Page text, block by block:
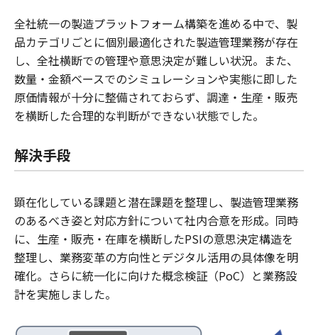
全社統一の製造プラットフォーム構築を進める中で、製
品カテゴリごとに個別最適化された製造管理業務が存在
し、全社横断での管理や意思決定が難しい状況。また、
数量・金額ベースでのシミュレーションや実態に即した
原価情報が十分に整備されておらず、調達・生産・販売
を横断した合理的な判断ができない状態でした。
解決手段
顕在化している課題と潜在課題を整理し、製造管理業務
のあるべき姿と対応方針について社内合意を形成。同時
に、生産・販売・在庫を横断したPSIの意思決定構造を
整理し、業務変革の方向性とデジタル活用の具体像を明
確化。さらに統一化に向けた概念検証（PoC）と業務設
計を実施しました。